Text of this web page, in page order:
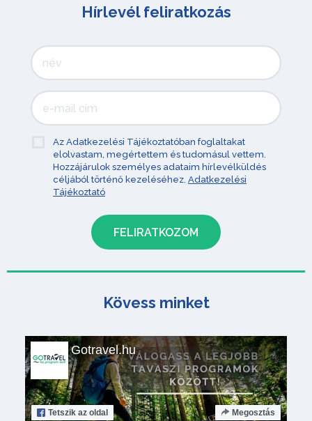
Hírlevél feliratkozás
Az Adatkezelési Tájékoztatóban foglaltakat
elolvastam, megértettem és tudomásul vettem.
Hozzájárulok személyes adataim hírlevélküldés
céljából történő kezeléséhez. Adatkezelési
Tájékoztató
Kövess minket
Gotravel.hu
Tetszik az oldal Megosztás